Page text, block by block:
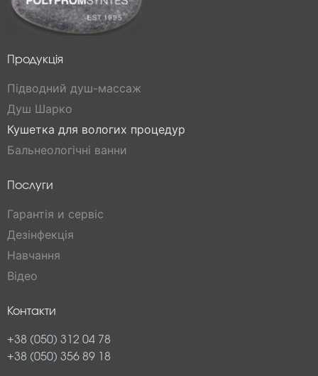
Продукція
Підводний душ-массаж
Душ Шарко
Кушетка для вологих процедур
Бальнеологічні ванни
Послуги
Гарантія и сервіс
Дезінфекція
Навчання
Відео
Контакти
+38 (050) 312 04 78
+38 (050) 356 89 18